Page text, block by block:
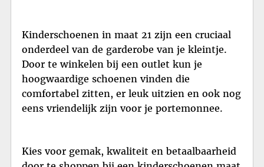
Kinderschoenen in maat 21 zijn een cruciaal
onderdeel van de garderobe van je kleintje.
Door te winkelen bij een outlet kun je
hoogwaardige schoenen vinden die
comfortabel zitten, er leuk uitzien en ook nog
eens vriendelijk zijn voor je portemonnee.
Kies voor gemak, kwaliteit en betaalbaarheid